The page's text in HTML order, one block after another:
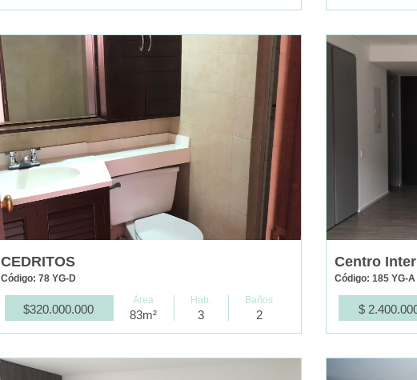
CEDRITOS
Código: 78 YG-D
$320.000.000
Área
83m²
Hab.
3
Baños
2
Centro
Código: 185 YG-A
$